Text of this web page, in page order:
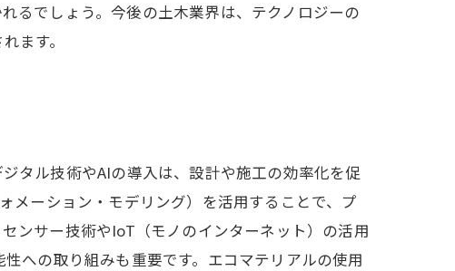
るでしょう。今後の土木業界は、テクノロジーの
ます。
タル技術やAIの導入は、設計や施工の効率化を促
メーション・モデリング）を活用することで、プ
ンサー技術やIoT（モノのインターネット）の活用
への取り組みも重要です。エコマテリアルの使用